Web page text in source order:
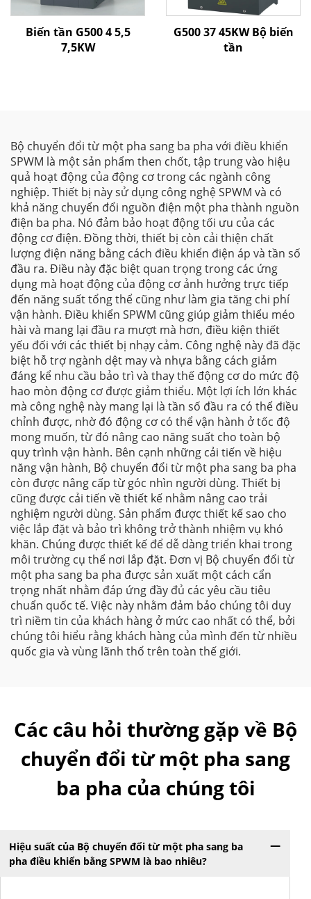
Biến tần G500 4 5,5
7,5KW
G500 37 45KW Bộ biến
tần
Bộ chuyển đổi từ một pha sang ba pha với điều khiển
SPWM là một sản phẩm then chốt, tập trung vào hiệu
quả hoạt động của động cơ trong các ngành công
nghiệp. Thiết bị này sử dụng công nghệ SPWM và có
khả năng chuyển đổi nguồn điện một pha thành nguồn
điện ba pha. Nó đảm bảo hoạt động tối ưu của các
động cơ điện. Đồng thời, thiết bị còn cải thiện chất
lượng điện năng bằng cách điều khiển điện áp và tần số
đầu ra. Điều này đặc biệt quan trọng trong các ứng
dụng mà hoạt động của động cơ ảnh hưởng trực tiếp
đến năng suất tổng thể cũng như làm gia tăng chi phí
vận hành. Điều khiển SPWM cũng giúp giảm thiểu méo
hài và mang lại đầu ra mượt mà hơn, điều kiện thiết
yếu đối với các thiết bị nhạy cảm. Công nghệ này đã đặc
biệt hỗ trợ ngành dệt may và nhựa bằng cách giảm
đáng kể nhu cầu bảo trì và thay thế động cơ do mức độ
hao mòn động cơ được giảm thiểu. Một lợi ích lớn khác
mà công nghệ này mang lại là tần số đầu ra có thể điều
chỉnh được, nhờ đó động cơ có thể vận hành ở tốc độ
mong muốn, từ đó nâng cao năng suất cho toàn bộ
quy trình vận hành. Bên cạnh những cải tiến về hiệu
năng vận hành, Bộ chuyển đổi từ một pha sang ba pha
còn được nâng cấp từ góc nhìn người dùng. Thiết bị
cũng được cải tiến về thiết kế nhằm nâng cao trải
nghiệm người dùng. Sản phẩm được thiết kế sao cho
việc lắp đặt và bảo trì không trở thành nhiệm vụ khó
khăn. Chúng được thiết kế để dễ dàng triển khai trong
môi trường cụ thể nơi lắp đặt. Đơn vị Bộ chuyển đổi từ
một pha sang ba pha được sản xuất một cách cẩn
trọng nhất nhằm đáp ứng đầy đủ các yêu cầu tiêu
chuẩn quốc tế. Việc này nhằm đảm bảo chúng tôi duy
trì niềm tin của khách hàng ở mức cao nhất có thể, bởi
chúng tôi hiểu rằng khách hàng của mình đến từ nhiều
quốc gia và vùng lãnh thổ trên toàn thế giới.
Các câu hỏi thường gặp về Bộ
chuyển đổi từ một pha sang
ba pha của chúng tôi
Hiệu suất của Bộ chuyển đổi từ một pha sang ba
pha điều khiển bằng SPWM là bao nhiêu?